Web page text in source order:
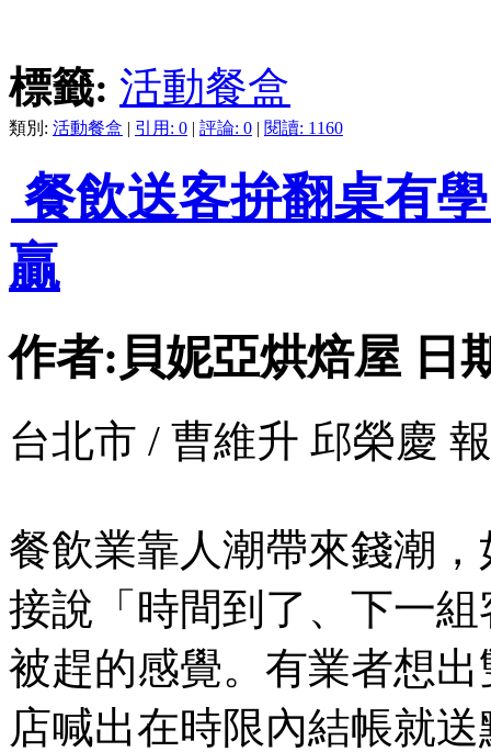
標籤: 活動餐盒
類別: 活動餐盒 | 引用: 0 | 評論: 0 | 閱讀: 1160
餐飲送客拚翻桌有
贏
作者:貝妮亞烘焙屋 日
台北市 / 曹維升 邱榮慶
餐飲業靠人潮帶來錢潮
接說「時間到了、下一
被趕的感覺。有業者想
店喊出在時限內結帳就